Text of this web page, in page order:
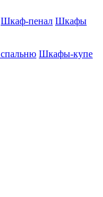
Шкаф-пенал Шкафы
Шкафы-купе